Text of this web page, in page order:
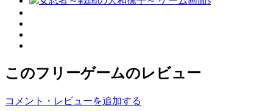
このフリーゲームのレビュー
コメント・レビューを追加する